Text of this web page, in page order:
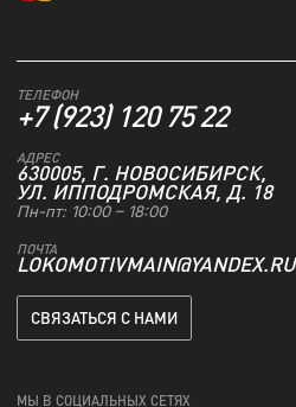
ТЕЛЕФОН
+7 (923) 120 75 22
АДРЕС
630005, Г. НОВОСИБИРСК,
УЛ. ИППОДРОМСКАЯ, Д. 18
Пн-пт: 10:00 – 18:00
ПОЧТА
LOKOMOTIVMAIN@YANDEX.RU
СВЯЗАТЬСЯ С НАМИ
МЫ В СОЦИАЛЬНЫХ СЕТЯХ